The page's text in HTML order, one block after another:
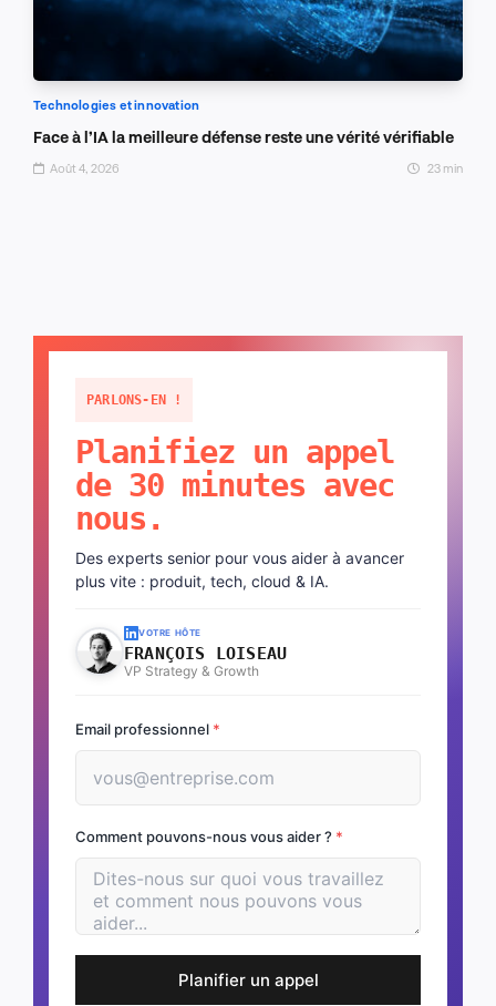
Technologies et innovation
Face à l’IA la meilleure défense reste une vérité vérifiable
Août 4, 2026 23 min
PARLONS-EN !
Planifiez un appel
de 30 minutes avec
nous.
Des experts senior pour vous aider à avancer
plus vite : produit, tech, cloud & IA.
VOTRE HÔTE
FRANÇOIS LOISEAU
VP Strategy & Growth
Email professionnel *
Comment pouvons-nous vous aider ? *
Planifier un appel